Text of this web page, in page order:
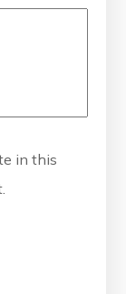
in this